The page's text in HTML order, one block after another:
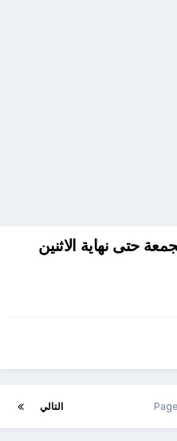
من الجمعة حتى نهاية الاثنين
التالي